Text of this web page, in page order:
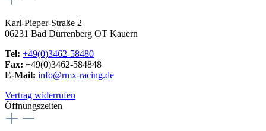
Karl-Pieper-Straße 2
06231 Bad Dürrenberg OT Kauern
Tel: +49(0)3462-58480
Fax: +49(0)3462-584848
E-Mail: info@rmx-racing.de
Vertrag widerrufen
Öffnungszeiten